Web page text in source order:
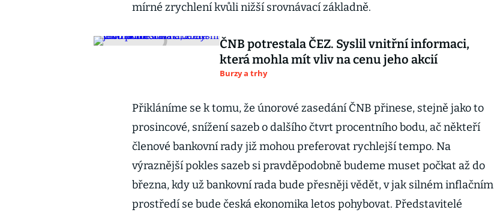
mírné zrychlení kvůli nižší srovnávací základně.
ČNB potrestala ČEZ. Syslil vnitřní informaci,
která mohla mít vliv na cenu jeho akcií
Burzy a trhy
Přikláníme se k tomu, že únorové zasedání ČNB přinese, stejně jako to
prosincové, snížení sazeb o dalšího čtvrt procentního bodu, ač někteří
členové bankovní rady již mohou preferovat rychlejší tempo. Na
výraznější pokles sazeb si pravděpodobně budeme muset počkat až do
března, kdy už bankovní rada bude přesněji vědět, v jak silném inflačním
prostředí se bude česká ekonomika letos pohybovat. Představitelé